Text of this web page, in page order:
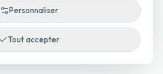
Personnaliser
Tout accepter